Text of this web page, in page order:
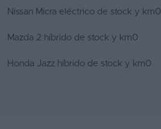
Nissan Micra eléctrico de stock y km0
Mazda 2 híbrido de stock y km0
Honda Jazz híbrido de stock y km0